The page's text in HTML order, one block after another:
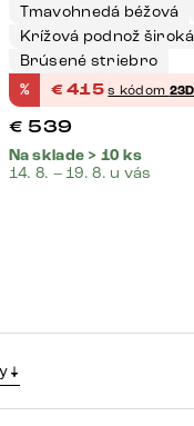
Tmavohnedá béžová
Krížová podnož široká
Brúsené striebro
% €415 s kódom
€ 539
Na sklade > 10 ks
14. 8. – 19. 8. u vás